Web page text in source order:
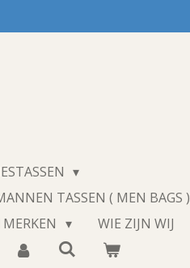
TASSEN ( MEN BAGS )
WIE ZIJN WIJ